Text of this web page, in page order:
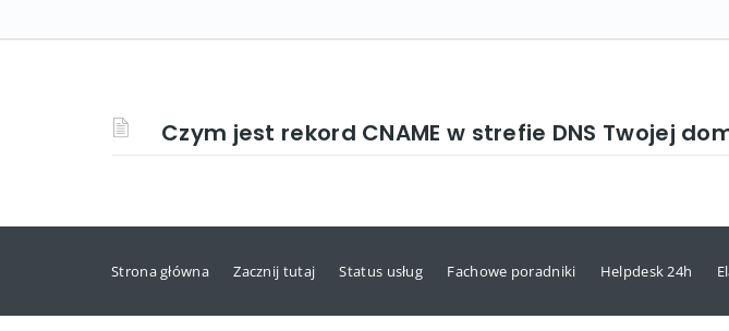
Czym jest rekord CNAME w strefie DNS Twojej
Strona główna Zacznij tutaj Status usług Fachowe poradniki Helpdesk 24h